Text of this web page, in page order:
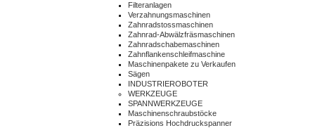
Filteranlagen
Verzahnungsmaschinen
Zahnradstossmaschinen
Zahnrad-Abwälzfräsmaschinen
Zahnradschabemaschinen
Zahnflankenschleifmaschine
Maschinenpakete zu Verkaufen
Sägen
INDUSTRIEROBOTER
WERKZEUGE
SPANNWERKZEUGE
Maschinenschraubstöcke
Präzisions Hochdruckspanner